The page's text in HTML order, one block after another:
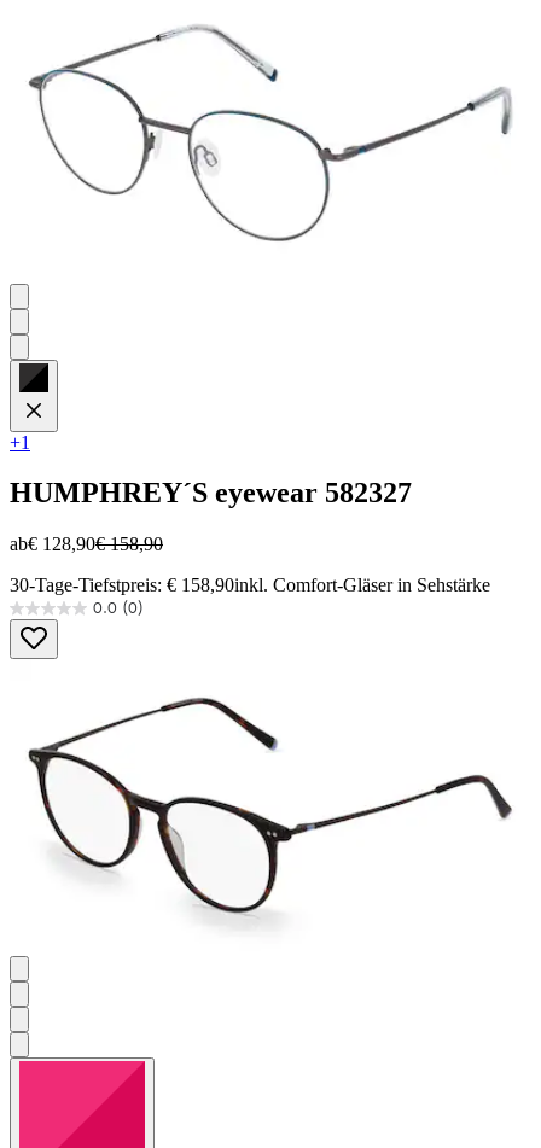
+1
HUMPHREY´S eyewear 582327
ab€ 128,90€ 158,90
30-Tage-Tiefstpreis: € 158,90inkl. Comfort-Gläser in Sehstärke
0.0 (0)
0.0
von
5